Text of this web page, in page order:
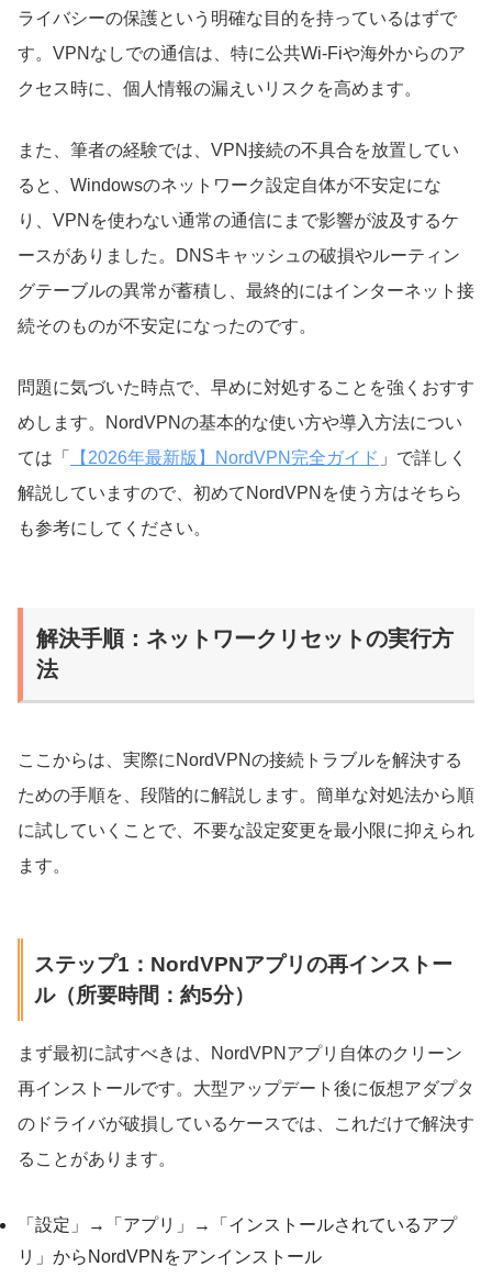
ライバシーの保護という明確な目的を持っているはずで
す。VPNなしでの通信は、特に公共Wi-Fiや海外からのア
クセス時に、個人情報の漏えいリスクを高めます。
また、筆者の経験では、VPN接続の不具合を放置してい
ると、Windowsのネットワーク設定自体が不安定にな
り、VPNを使わない通常の通信にまで影響が波及するケ
ースがありました。DNSキャッシュの破損やルーティン
グテーブルの異常が蓄積し、最終的にはインターネット接
続そのものが不安定になったのです。
問題に気づいた時点で、早めに対処することを強くおすす
めします。NordVPNの基本的な使い方や導入方法につい
ては「
【2026年最新版】NordVPN完全ガイド 」で詳しく
解説していますので、初めてNordVPNを使う方はそちら
も参考にしてください。
解決手順：ネットワークリセットの実行方
法
ここからは、実際にNordVPNの接続トラブルを解決する
ための手順を、段階的に解説します。簡単な対処法から順
に試していくことで、不要な設定変更を最小限に抑えられ
ます。
ステップ1：NordVPNアプリの再インストー
ル（所要時間：約5分）
まず最初に試すべきは、NordVPNアプリ自体のクリーン
再インストールです。大型アップデート後に仮想アダプタ
のドライバが破損しているケースでは、これだけで解決す
ることがあります。
「設定」→「アプリ」→「インストールされているアプ
リ」からNordVPNをアンインストール